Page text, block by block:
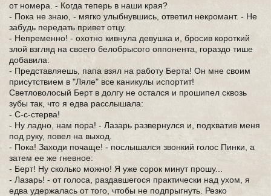
от номера. - Когда теперь в наши края?
- Пока не знаю, - мягко улыбнувшись, ответил некромант. - Не
забудь передать привет отцу.
- Непременно! - охотно кивнула девушка и, бросив короткий
злой взгляд на своего белобрысого оппонента, гораздо тише
добавила:
- Представляешь, папа взял на работу Берта! Он мне своим
присутствием в "Ляле" все каникулы испортит!
Светловолосый Берт в долгу не остался и прошипел сквозь
зубы так, что я едва расслышала:
- С-с-стерва!
- Ну ладно, нам пора! - Лазарь развернулся и, подхватив меня
под руку, повел на выход.
- Пока! Заходи почаще! - послышался звонкий голос Пинки, а
затем ее же гневное:
- Берт! Ну сколько можно! Я уже сорок минут прошу...
- Лазарь! - от голоса, раздавшегося практически над ухом, я
едва удержалась от того, чтобы не подпрыгнуть. Резко